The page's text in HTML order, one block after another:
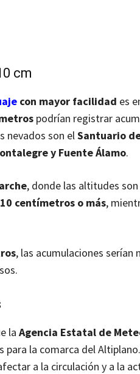
cm
con mayor facilidad es
podrían registrar
nevados son elSantuario
y Fuente Álamo.
, donde las altitudes
10 centímetros o más,
, las acumulaciones
la Agencia Estatal de
para la comarca del
a la circulación y a la